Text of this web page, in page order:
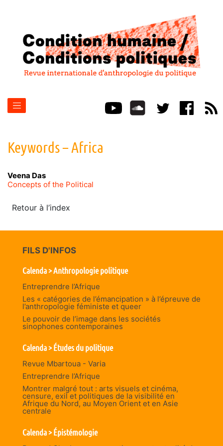
Keywords – Africa
Veena Das
Concepts of the Political
Retour à l’index
FILS D'INFOS
Calenda > Anthropologie politique
Entreprendre l’Afrique
Les « catégories de l’émancipation » à l’épreuve de
l’anthropologie féministe et queer
Le pouvoir de l’image dans les sociétés
sinophones contemporaines
Calenda > Études du politique
Revue Mbartoua - Varia
Entreprendre l’Afrique
Montrer malgré tout : arts visuels et cinéma,
censure, exil et politiques de la visibilité en
Afrique du Nord, au Moyen Orient et en Asie
centrale
Calenda > Épistémologie